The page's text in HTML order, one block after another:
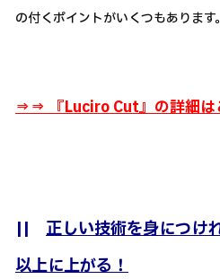
の付くポイントがいくつもあります。
⇒⇒ 『Luciro Cut』の詳細は
|| 正しい技術を身につけ
以上に上がる！